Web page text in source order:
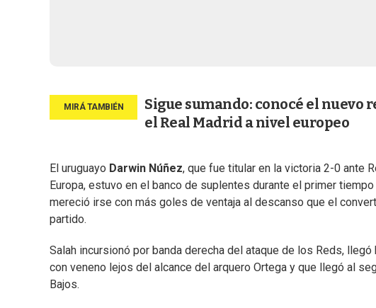
Sigue sumando: conocé el nuevo
el Real Madrid a nivel europeo
El uruguayo Darwin Núñez, que fue titular en la victoria 2-0 ante
Europa, estuvo en el banco de suplentes durante el primer
mereció irse con más goles de ventaja al descanso que el
partido.
Salah incursionó por banda derecha del ataque de los Reds,
con veneno lejos del alcance del arquero Ortega y que llegó al
Bajos.